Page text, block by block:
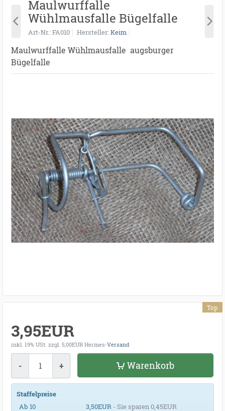
Maulwurffalle
Wühlmausfalle Bügelfalle
Art-Nr. FA010 Hersteller Keim
Maulwurffalle Wühlmausfalle augsburger
Bügelfalle
Top
3,95EUR
inkl. 19% USt. zzgl. 5,00EUR Hermes-Versand
- + Warenkorb
Staffelpreise
Ab 10
3,50EUR - Sie sparen 0,45EUR